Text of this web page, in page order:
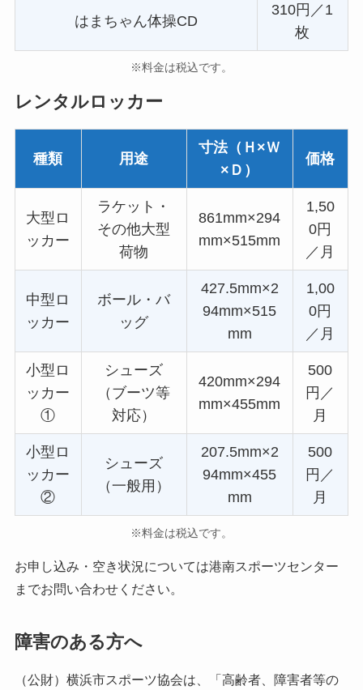
はまちゃん体操CD
310円／1
枚
※料金は税込です。
レンタルロッカー
種類 用途
寸法（Ｈ×Ｗ
×Ｄ）
価格
大型ロ
ッカー
ラケット・
その他大型
荷物
861mm×294
mm×515mm
1,50
0円
／月
中型ロ
ッカー
ボール・バ
ッグ
427.5mm×2
94mm×515
mm
1,00
0円
／月
小型ロ
ッカー
①
シューズ
（ブーツ等
対応）
420mm×294
mm×455mm
500
円／
月
小型ロ
ッカー
②
シューズ
（一般用）
207.5mm×2
94mm×455
mm
500
円／
月
※料金は税込です。
お申し込み・空き状況については港南スポーツセンター
までお問い合わせください。
障害のある方へ
（公財）横浜市スポーツ協会は、「高齢者、障害者等の